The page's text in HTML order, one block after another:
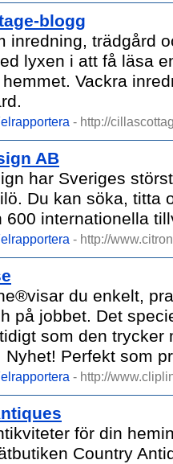
blogg
inredning, trädgård
lyxen i att få läsa
Vackra
- http://
AB
har Sveriges
Du kan söka, titta
600 internationella
- http://
du enkelt,
på jobbet. Det
som den
Nyhet! Perfekt som
- http://
för din
Country